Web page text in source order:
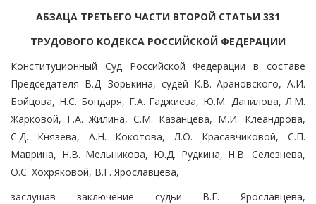
АБЗАЦА ТРЕТЬЕГО ЧАСТИ ВТОРОЙ СТАТЬИ 331
ТРУДОВОГО КОДЕКСА РОССИЙСКОЙ ФЕДЕРАЦИИ
Конституционный Суд Российской Федерации в составе
Председателя В.Д. Зорькина, судей К.В. Арановского, А.И.
Бойцова, Н.С. Бондаря, Г.А. Гаджиева, Ю.М. Данилова, Л.М.
Жарковой, Г.А. Жилина, С.М. Казанцева, М.И. Клеандрова,
С.Д. Князева, А.Н. Кокотова, Л.О. Красавчиковой, С.П.
Маврина, Н.В. Мельникова, Ю.Д. Рудкина, Н.В. Селезнева,
О.С. Хохряковой, В.Г. Ярославцева,
заслушав заключение судьи В.Г. Ярославцева,